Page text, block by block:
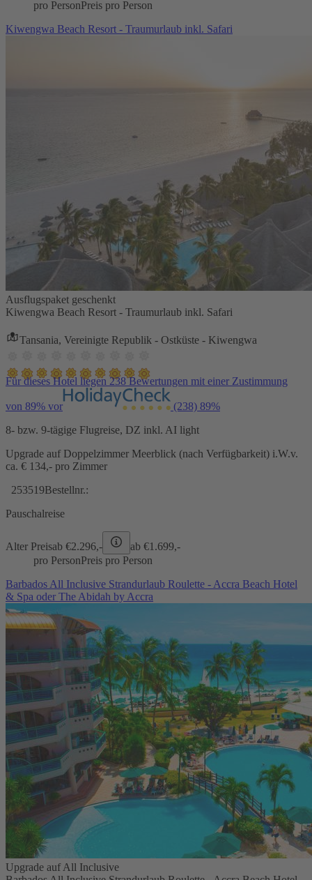
pro PersonPreis pro Person
Kiwengwa Beach Resort - Traumurlaub inkl. Safari
Ausflugspaket geschenkt
Kiwengwa Beach Resort - Traumurlaub inkl. Safari
Tansania, Vereinigte Republik - Ostküste - Kiwengwa
Für dieses Hotel liegen 238 Bewertungen mit einer Zustimmung
von 89% vor (238) 89%
8- bzw. 9-tägige Flugreise, DZ inkl. AI light
Upgrade auf Doppelzimmer Meerblick (nach Verfügbarkeit) i.W.v.
ca. € 134,- pro Zimmer
253519Bestellnr.:
Pauschalreise
Alter Preisab €2.296,- ab €1.699,-
pro PersonPreis pro Person
Barbados All Inclusive Strandurlaub Roulette - Accra Beach Hotel
& Spa oder The Abidah by Accra
Upgrade auf All Inclusive